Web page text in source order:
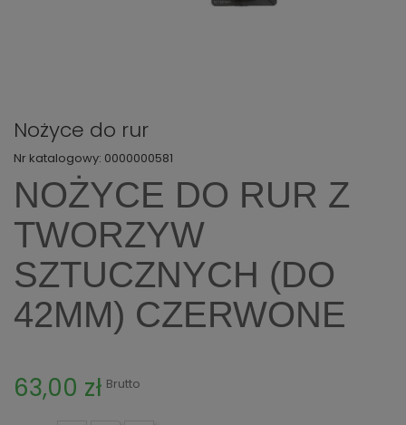
Nożyce do rur
Nr katalogowy: 0000000581
NOŻYCE DO RUR Z
TWORZYW
SZTUCZNYCH (DO
42MM) CZERWONE
63,00 zł Brutto